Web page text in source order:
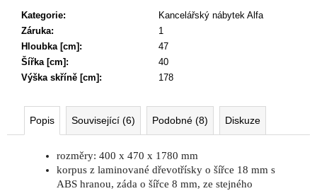
Kategorie:
Kancelářský nábytek Alfa
Záruka:
1
Hloubka [cm] :
47
Šířka [cm] :
40
Výška skříně [cm] : 178
Popis Související (6) Podobné (8) Diskuze
rozměry: 400 x 470 x 1780 mm
korpus z laminované dřevotřísky o šířce 18 mm s
ABS hranou, záda o šířce 8 mm, ze stejného